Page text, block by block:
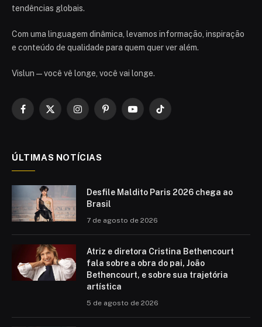
tendências globais.
Com uma linguagem dinâmica, levamos informação, inspiração
e conteúdo de qualidade para quem quer ver além.
Vislun — você vê longe, você vai longe.
Facebook
X
InstagramPinterestYouTubeTikTok
ÚLTIMAS NOTÍCIAS
Desfile Maldito Paris 2026 chega ao
Brasil
7 de agosto de 2026
Atriz e diretora Cristina Bethencourt
fala sobre a obra do pai, João
Bethencourt, e sobre sua trajetória
artística
5 de agosto de 2026